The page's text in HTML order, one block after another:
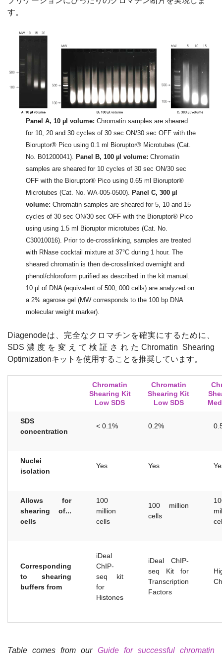
す。
Panel A, 10 µl volume: Chromatin samples are sheared
for 10, 20 and 30 cycles of 30 sec ON/30 sec OFF with the
Bioruptor® Pico using 0.1 ml Bioruptor® Microtubes (Cat.
No. B01200041). Panel B, 100 µl volume: Chromatin
samples are sheared for 10 cycles of 30 sec ON/30 sec
OFF with the Bioruptor® Pico using 0.65 ml Bioruptor®
Microtubes (Cat. No. WA-005-0500). Panel C, 300 µl
volume: Chromatin samples are sheared for 5, 10 and 15
cycles of 30 sec ON/30 sec OFF with the Bioruptor® Pico
using using 1.5 ml Bioruptor microtubes (Cat. No.
C30010016). Prior to de-crosslinking, samples are treated
with RNase cocktail mixture at 37°C during 1 hour. The
sheared chromatin is then de-crosslinked overnight and
phenol/chloroform purified as described in the kit manual.
10 µl of DNA (equivalent of 500, 000 cells) are analyzed on
a 2% agarose gel (MW corresponds to the 100 bp DNA
molecular weight marker).
Diagenodeは、完全なクロマチンを確実にするために、
SDS 濃度を変えて検証された Chromatin Shearing
Optimizationキットを使用することを推奨しています。
Chromatin
Shearing Kit
Low SDS
Chromatin
Shearing Kit
Low SDS
SDS
concentration
< 0.1% 0.2%
Nuclei
isolation
Yes Yes
Allows for
shearing of...
cells
100
million
cells
100 million
cells
Corresponding
to shearing
buffers from
iDeal
ChIP-
seq kit
for
Histones
iDeal ChIP-
seq Kit for
Transcription
Factors
Table comes from our Guide for successful chromatin